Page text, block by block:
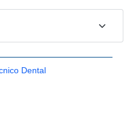
Dental